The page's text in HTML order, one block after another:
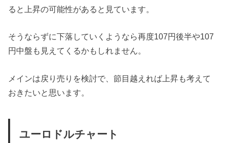
ると上昇の可能性があると見ています。
そうならずに下落していくようなら再度107円後半や107
円中盤も見えてくるかもしれません。
メインは戻り売りを検討で、節目越えれば上昇も考えて
おきたいと思います。
ユーロドルチャート